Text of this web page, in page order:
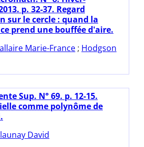
p. 32-37. Regard
sur le cercle : quand la
prend une bouffée d'aire.
Marie-France ; Hodgson
Sup. N° 69. p. 12-15.
comme polynôme de
David